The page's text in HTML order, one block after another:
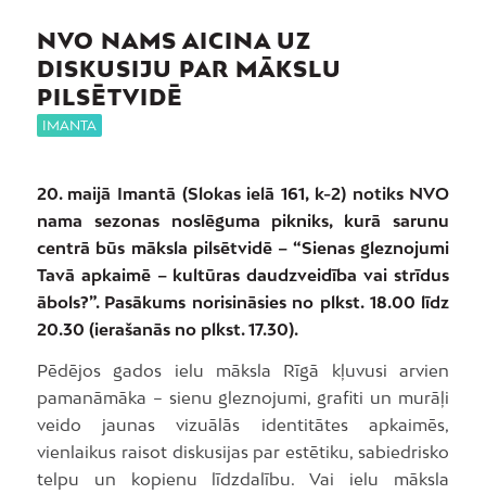
NVO NAMS AICINA UZ
DISKUSIJU PAR MĀKSLU
PILSĒTVIDĒ
IMANTA
20. maijā Imantā (Slokas ielā 161, k-2) notiks NVO
nama sezonas noslēguma pikniks, kurā sarunu
centrā būs māksla pilsētvidē – “Sienas gleznojumi
Tavā apkaimē – kultūras daudzveidība vai strīdus
ābols?”. Pasākums norisināsies no plkst. 18.00 līdz
20.30 (ierašanās no plkst. 17.30).
Pēdējos gados ielu māksla Rīgā kļuvusi arvien
pamanāmāka – sienu gleznojumi, grafiti un murāļi
veido jaunas vizuālās identitātes apkaimēs,
vienlaikus raisot diskusijas par estētiku, sabiedrisko
telpu un kopienu līdzdalību. Vai ielu māksla